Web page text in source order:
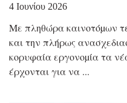
4 Ιουνίου 2026
Με πληθώρα καινοτόµων
και την πλήρως
κορυφαία εργονοµία τα
έρχονται για να